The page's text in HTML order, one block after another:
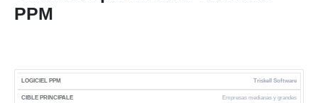
PPM
Triskell Software
Empresas medianas y grandes